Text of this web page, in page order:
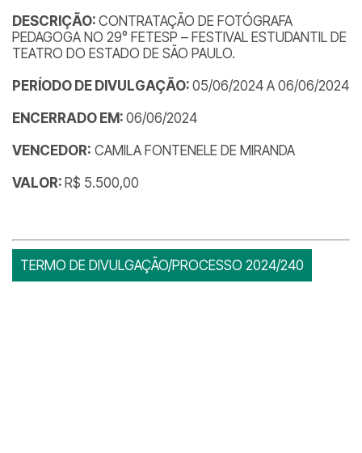
DESCRIÇÃO: CONTRATAÇÃO DE FOTÓGRAFA
PEDAGOGA NO 29° FETESP – FESTIVAL ESTUDANTIL DE
TEATRO DO ESTADO DE SÃO PAULO.
PERÍODO DE DIVULGAÇÃO: 05/06/2024 A 06/06/2024
ENCERRADO EM: 06/06/2024
VENCEDOR: CAMILA FONTENELE DE MIRANDA
VALOR: R$ 5.500,00
TERMO DE DIVULGAÇÃO/PROCESSO 2024/240